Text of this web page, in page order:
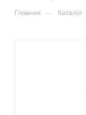
Главная — Каталог